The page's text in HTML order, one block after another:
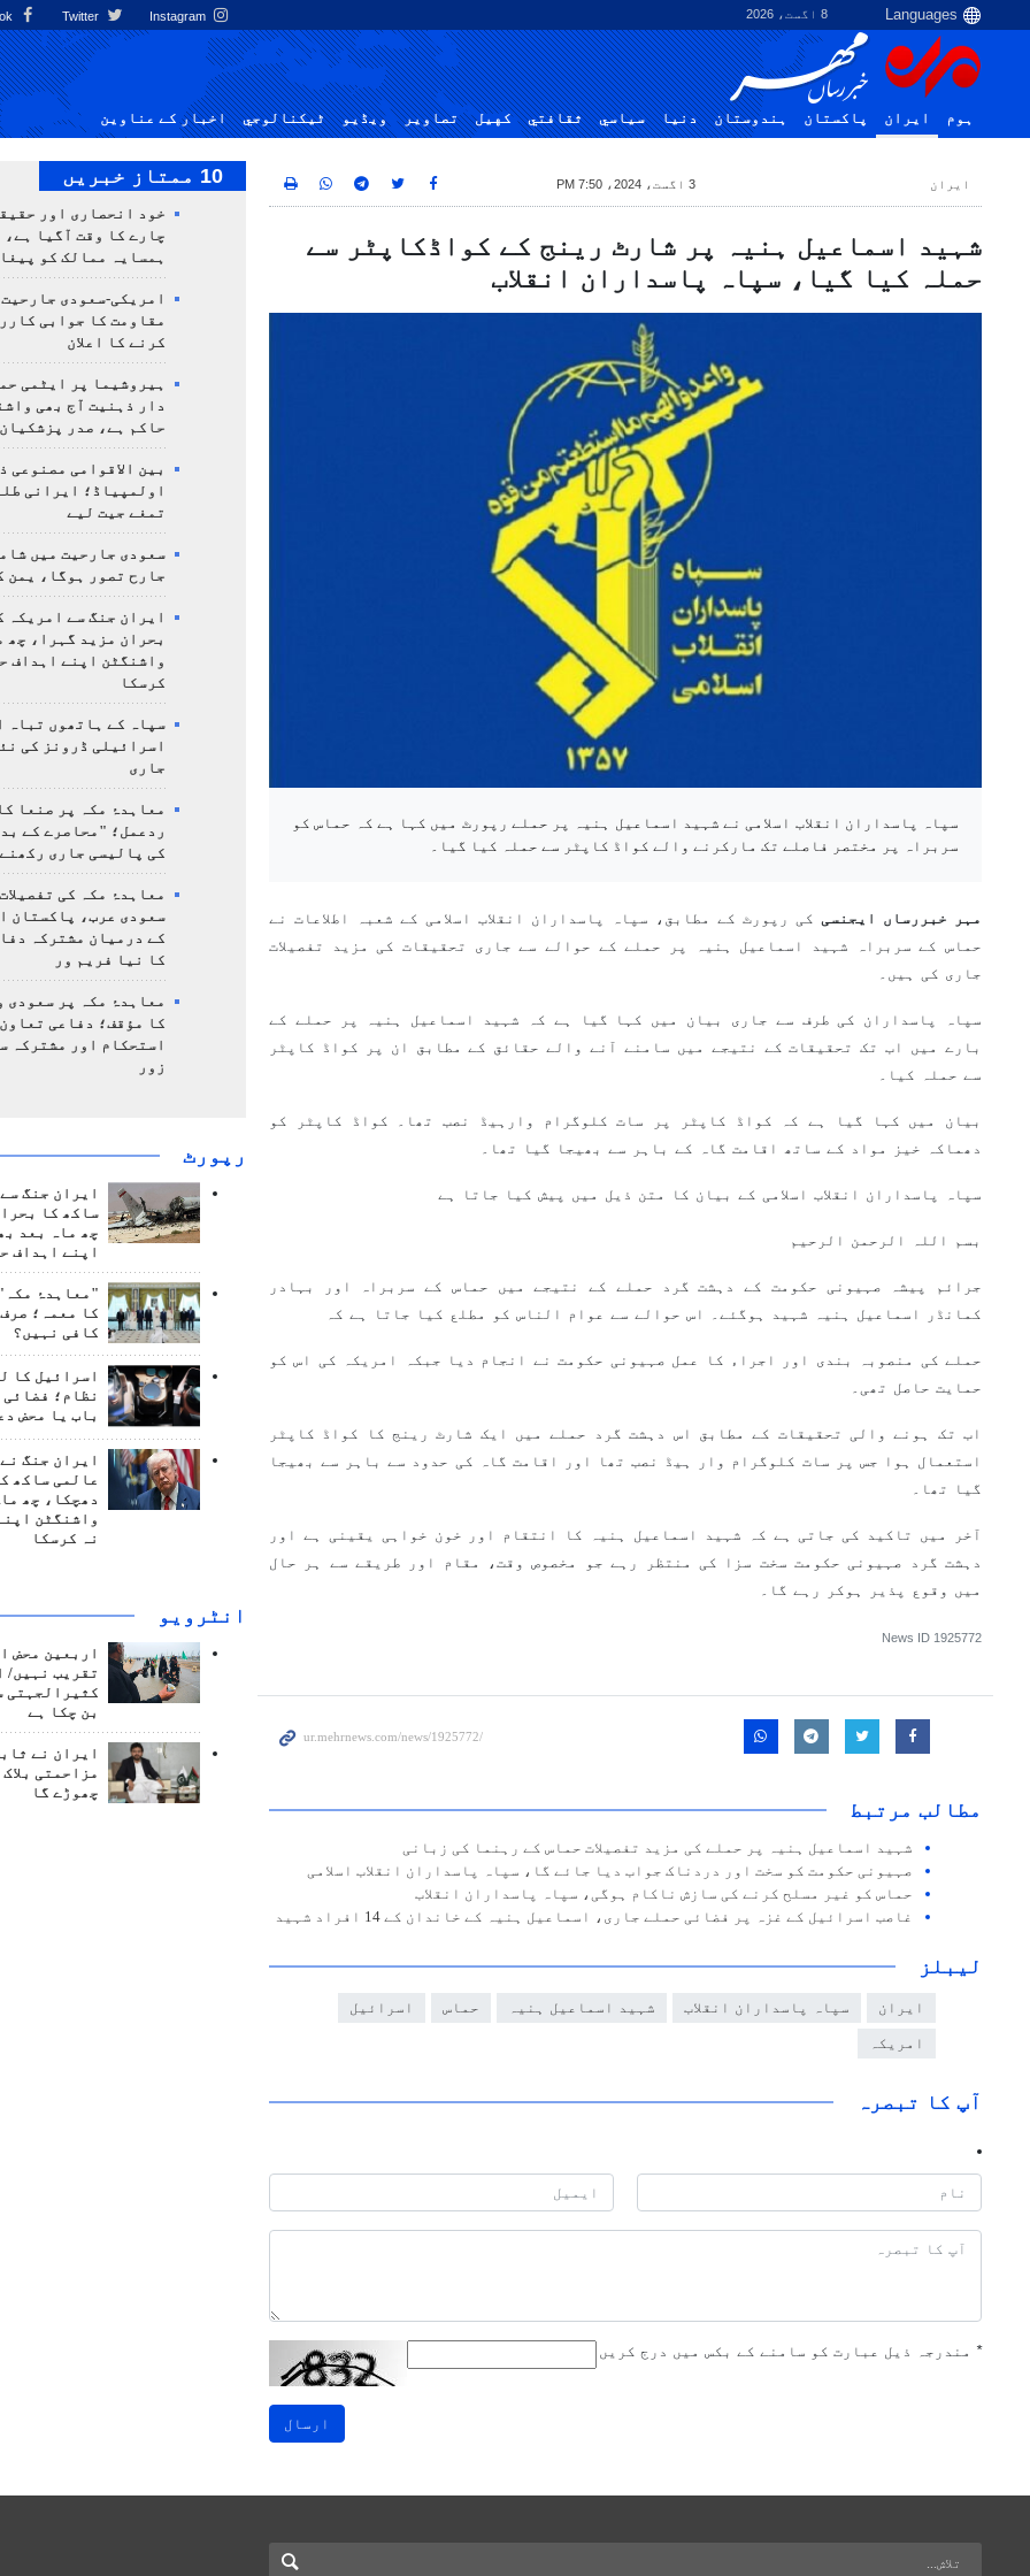
8 اگست، 2026 Instagram
ہوم ایران پاکستان ہندوستان دنیا سياسي ثقافتي کهيل تصاوير ویڈیو ٹيكنالوجي اخبار کے عناوین
ایران 3 اگست، 2024، 7:50 PM
شہید اسماعیل ہنیہ پر شارٹ رینج کے کواڈکاپٹر سے
حملہ کیا گیا، سپاہ پاسداران انقلاب
سپاہ پاسداران انقلاب اسلامی نے شہید اسماعیل ہنیہ پر حملے رپورٹ میں کہا ہے کہ حماس کو
سربراہ پر مختصر فاصلے تک مارکرنے والے کواڈ کاپٹر سے حملہ کیا گیا۔
مہر خبررساں ایجنسی کی رپورٹ کے مطابق، سپاہ پاسداران انقلاب اسلامی کے شعبہ اطلاعات نے
حماس کے سربراہ شہید اسماعیل ہنیہ پر حملے کے حوالے سے جاری تحقیقات کی مزید تفصیلات
جاری کی ہیں۔
سپاہ پاسداران کی طرف سے جاری بیان میں کہا گیا ہے کہ شہید اسماعیل ہنیہ پر حملے کے
بارے میں اب تک تحقیقات کے نتیجے میں سامنے آنے والے حقائق کے مطابق ان پر کواڈ کاپٹر
سے حملہ کیا۔
بیان میں کہا گیا ہے کہ کواڈ کاپٹر پر سات کلوگرام وارہیڈ نصب تھا۔ کواڈ کاپٹر کو
دھماکہ خیز مواد کے ساتھ اقامت گاہ کے باہر سے بھیجا گیا تھا۔
سپاہ پاسداران انقلاب اسلامی کے بیان کا متن ذیل میں پیش کیا جاتا ہے
بسم اللہ الرحمن الرحیم
جرائم پیشہ صہیونی حکومت کے دہشت گرد حملے کے نتیجے میں حماس کے سربراہ اور بہادر
کمانڈر اسماعیل ہنیہ شہید ہوگئے۔ اس حوالے سے عوام الناس کو مطلع کیا جاتا ہے کہ
حملے کی منصوبہ بندی اور اجراء کا عمل صہیونی حکومت نے انجام دیا جبکہ امریکہ کی اس کو
حمایت حاصل تھی۔
اب تک ہونے والی تحقیقات کے مطابق اس دہشت گرد حملے میں ایک شارٹ رینج کا کواڈ کاپٹر
استعمال ہوا جس پر سات کلوگرام وار ہیڈ نصب تھا اور اقامت گاہ کی حدود سے باہر سے بھیجا
گیا تھا۔
آخر میں تاکید کی جاتی ہے کہ شہید اسماعیل ہنیہ کا انتقام اور خون خواہی یقینی ہے اور
دہشت گرد صہیونی حکومت سخت سزا کی منتظر رہے جو مخصوص وقت، مقام اور طریقے سے ہر حال
میں وقوع پذیر ہوکر رہے گا۔
News ID 1925772
مطالب مرتبط
شہید اسماعیل ہنیہ پر حملے کی مزید تفصیلات حماس کے رہنما کی زبانی
صہیونی حکومت کو سخت اور دردناک جواب دیا جائے گا، سپاہ پاسداران انقلاب اسلامی
حماس کو غیر مسلح کرنے کی سازش ناکام ہوگی، سپاہ پاسداران انقلاب
غاصب اسرائیل کے غزہ پر فضائی حملے جاری، اسماعیل ہنیہ کے خاندان کے 14 افراد شہید
لیبلز
ایران سپاہ پاسداران انقلاب شہید اسماعیل ہنیہ حماس اسرائیل
امریکہ
آپ کا تبصرہ
* مندرجہ ذیل عبارت کو سامنے کے بکس میں درج کریں
ارسال
10 ممتاز خبریں
خود انحصاری اور
چارے کا وقت آگیا ہے،
ہمسایہ ممالک کو
امریکی-سعودی
مقاومت کا جوابی
کرنے کا اعلان
ہیروشیما پر ایٹمی
دار ذہنیت آج بھی
حاکم ہے، صدر پزشکیان
بین الاقوامی مصنوعی
تمغے جیت لیے
سعودی جارحیت میں
جارح تصور ہوگا، یمن
ایران جنگ سے امریکہ
بحران مزید گہرا، چھ
واشنگٹن اپنے اہداف
کرسکا
سپاہ کے ہاتھوں تباہ
اسرائیلی ڈرونز کی
جاری
معاہدۂ مکہ پر صنعا
ردعمل؛ "محاصرے کے
کی پالیسی جاری رکھنے
معاہدۂ مکہ کی
سعودی عرب، پاکستان
کے درمیان مشترکہ
کا نیا فریم ور
معاہدۂ مکہ پر سعودی
کا مؤقف؛ دفاعی
استحکام اور مشترکہ
زور
رپورٹ
ایران جنگ
ساکھ کا
چھ ماہ بعد
اپنے اہداف
"معاہدۂ
کا معمہ؛
کافی نہیں؟
اسرائیل کا
نظام؛ فضائی
باب یا محض
ایران جنگ
عالمی ساکھ
دھچکا، چھ
واشنگٹن
نہ کرسکا
انٹرويو
اربعین محض
تقریب نہیں/
کثیرالجہتی
بن چکا ہے
ایران نے
مزاحمتی
چھوڑے گا